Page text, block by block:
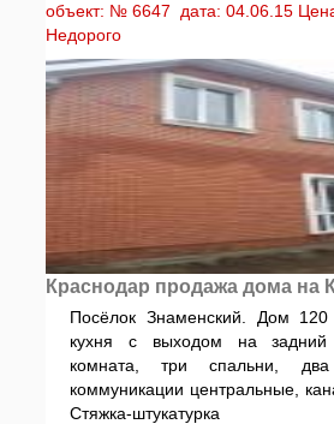
объект: № 6647 дата: 04.06.15
Недорого
Краснодар продажа дома на
Посёлок Знаменский. Дом
кухня с выходом на задний
комната, три спальни,
коммуникации центральные,
Стяжка-штукатурка